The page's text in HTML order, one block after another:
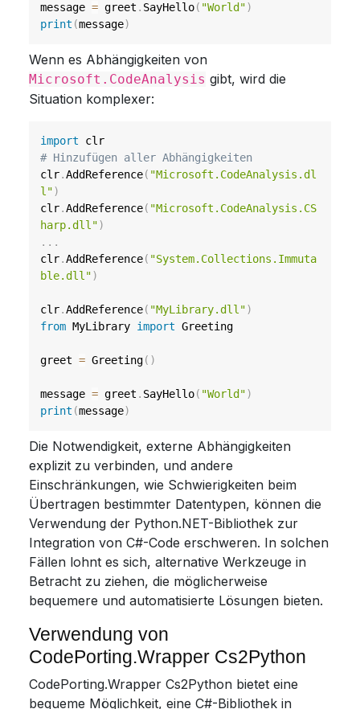
message = greet . SayHello( "World")
print (message)
Wenn es Abhängigkeiten von
Microsoft.CodeAnalysis gibt, wird die
Situation komplexer:
import
# Hinzufügen aller Abhängigkeiten
clr.AddReference( "Microsoft.CodeAnalysis.dl
l")
clr.AddReference( "Microsoft.CodeAnalysis.CS
harp.dll")
. . .
clr.AddReference( "System.Collections.Immuta
ble.dll")
clr.AddReference( "MyLibrary.dll")
from MyLibrary import Greeting
greet = Greeting( )
message = greet . SayHello( "World")
print (message)
Die Notwendigkeit, externe Abhängigkeiten
explizit zu verbinden, und andere
Einschränkungen, wie Schwierigkeiten beim
Übertragen bestimmter Datentypen, können die
Verwendung der Python.NET-Bibliothek zur
Integration von C#-Code erschweren. In solchen
Fällen lohnt es sich, alternative Werkzeuge in
Betracht zu ziehen, die möglicherweise
bequemere und automatisierte Lösungen bieten.
Verwendung von
CodePorting.Wrapper Cs2Python
CodePorting.Wrapper Cs2Python bietet eine
bequeme Möglichkeit, eine C#-Bibliothek in